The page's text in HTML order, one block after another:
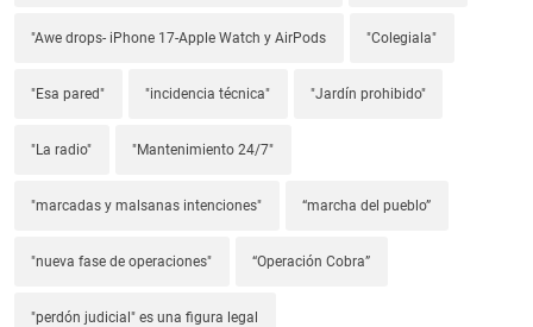
"Awe drops- iPhone 17-Apple Watch y AirPods "Colegiala"
"Esa pared" "incidencia técnica" "Jardín prohibido"
"La radio" "Mantenimiento 24/7"
"marcadas y malsanas intenciones" “marcha del pueblo”
"nueva fase de operaciones" “Operación Cobra”
"perdón judicial" es una figura legal